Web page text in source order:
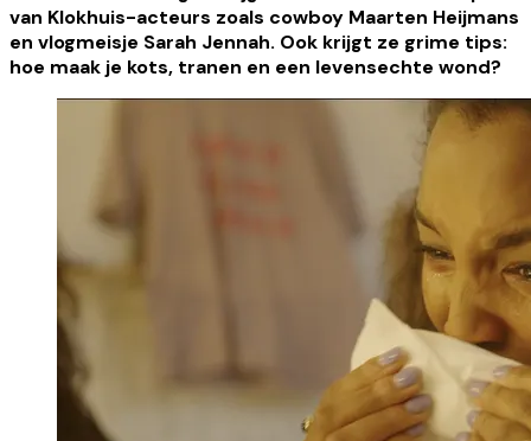
van Klokhuis-acteurs zoals cowboy Maarten Heijmans
en vlogmeisje Sarah Jennah. Ook krijgt ze grime tips:
hoe maak je kots, tranen en een levensechte wond?